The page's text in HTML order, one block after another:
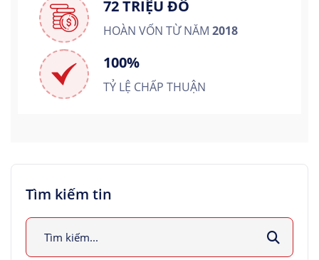
72 TRIỆU ĐÔ
HOÀN VỐN TỪ NĂM 2018
100%
TỶ LỆ CHẤP THUẬN
Tìm kiếm tin